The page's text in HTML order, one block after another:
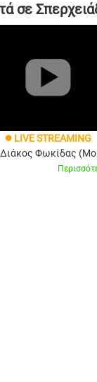
σε
brightness_1 LIVE STREAMING
Φωκίδας